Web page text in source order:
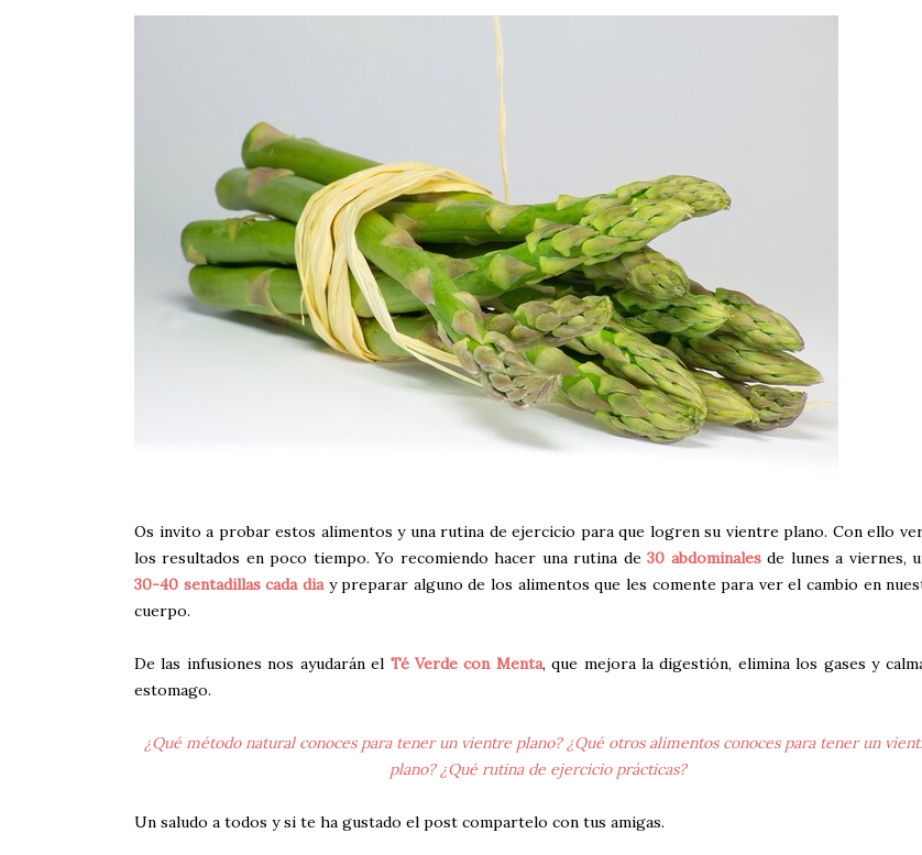
Os invito a probar estos alimentos y una rutina de ejercicio para que logren su vientre plano. Con ello
los resultados en poco tiempo. Yo recomiendo hacer una rutina de30 abdominalesde lunes a viernes,
30-40 sentadillas cada diay preparar alguno de los alimentos que les comente para ver el cambio en
cuerpo.
De las infusiones nos ayudarán el Té Verde con Menta, que mejora la digestión, elimina los gases y
estomago.
¿Qué método natural conoces para tener un vientre plano? ¿Qué otros alimentos conoces para tener un
plano? ¿Qué rutina de ejercicio prácticas?
Un saludo a todos y si te ha gustado el post compartelo con tus amigas.